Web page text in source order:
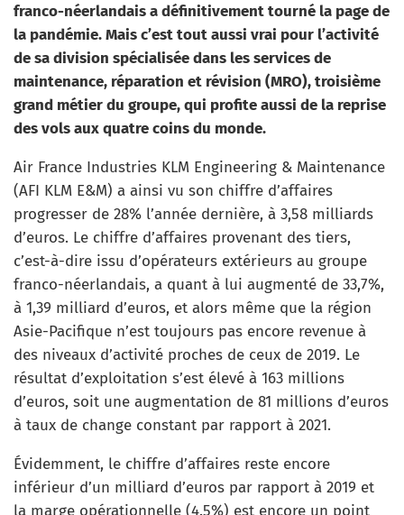
franco-néerlandais a définitivement tourné la page de
la pandémie. Mais c’est tout aussi vrai pour l’activité
de sa division spécialisée dans les services de
maintenance, réparation et révision (MRO), troisième
grand métier du groupe, qui profite aussi de la reprise
des vols aux quatre coins du monde.
Air France Industries KLM Engineering & Maintenance
(AFI KLM E&M) a ainsi vu son chiffre d’affaires
progresser de 28% l’année dernière, à 3,58 milliards
d’euros. Le chiffre d’affaires provenant des tiers,
c’est-à-dire issu d’opérateurs extérieurs au groupe
franco-néerlandais, a quant à lui augmenté de 33,7%,
à 1,39 milliard d’euros, et alors même que la région
Asie-Pacifique n’est toujours pas encore revenue à
des niveaux d’activité proches de ceux de 2019. Le
résultat d’exploitation s’est élevé à 163 millions
d’euros, soit une augmentation de 81 millions d’euros
à taux de change constant par rapport à 2021.
Évidemment, le chiffre d’affaires reste encore
inférieur d’un milliard d’euros par rapport à 2019 et
la marge opérationnelle (4.5%) est encore un point